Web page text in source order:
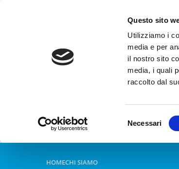
Questo sito
Utilizziamo i
media e per
il nostro sito
media, i quali
raccolto dal
Necessari
HOMECHI SIAMO